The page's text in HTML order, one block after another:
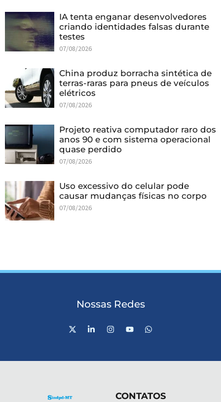
IA tenta enganar desenvolvedores
criando identidades falsas durante
testes
07/08/2026
China produz borracha sintética de
terras-raras para pneus de veículos
elétricos
07/08/2026
Projeto reativa computador raro dos
anos 90 e com sistema operacional
quase perdido
07/08/2026
Uso excessivo do celular pode
causar mudanças físicas no corpo
07/08/2026
Nossas Redes
X
-
L
i
I
n
Y
o
W
h
CONTATOS